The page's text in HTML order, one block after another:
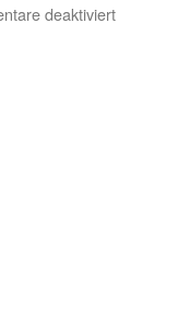
deaktiviert